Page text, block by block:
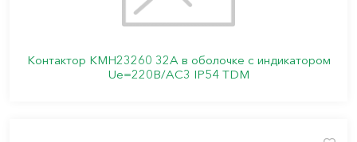
Контактор КМН23260 32А в оболочке с индикатором
Ue=220В/АС3 IP54 TDM